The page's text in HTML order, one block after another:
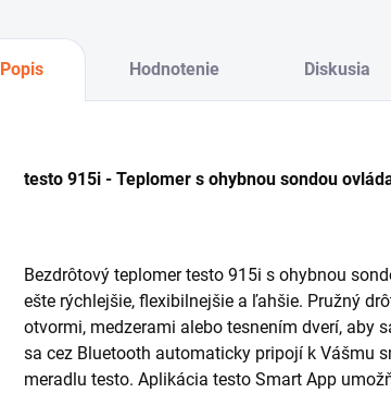
Popis Hodnotenie Diskusia
testo 915i - Teplomer s ohybnou sondou
Bezdrôtový teplomer testo 915i s ohybnou
ešte rýchlejšie, flexibilnejšie a ľahšie. Pružný
otvormi, medzerami alebo tesnením dverí, aby
sa cez Bluetooth automaticky pripojí k Vášmu
meradlu testo. Aplikácia testo Smart App